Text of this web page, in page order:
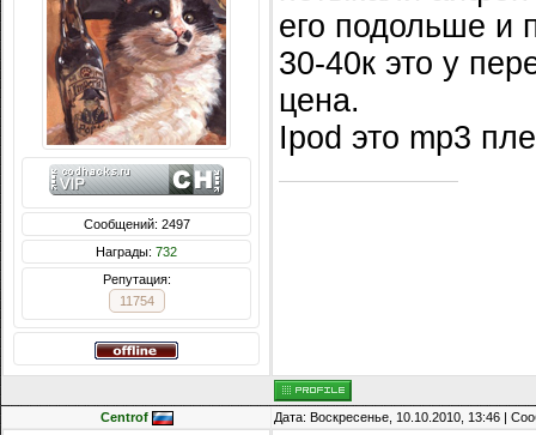
Сообщений: 2497
Награды: 732
Репутация:
11754
его подольше и
30-40к это у
цена.
Ipod это mp3
Centrof Дата: Воскресенье, 10.10.2010, 13:46 |